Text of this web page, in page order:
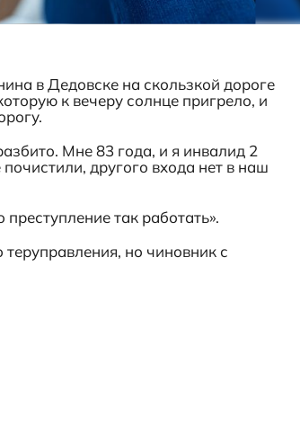
в Дедовске на скользкой дороге
к вечеру солнце пригрело, и
Мне 83 года, и я инвалид 2
другого входа нет в наш
так работать».
но чиновник с